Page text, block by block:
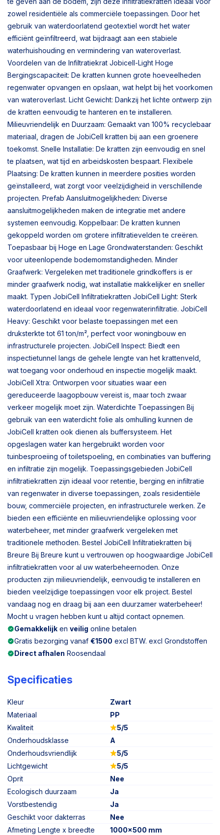
zowel residentiële als commerciële toepassingen. Door het
gebruik van waterdoorlatend geotextiel wordt het water
efficiënt geïnfiltreerd, wat bijdraagt aan een stabiele
waterhuishouding en vermindering van wateroverlast.
Voordelen van de Infiltratiekrat Jobicell-Light Hoge
Bergingscapaciteit: De kratten kunnen grote hoeveelheden
regenwater opvangen en opslaan, wat helpt bij het voorkomen
van wateroverlast. Licht Gewicht: Dankzij het lichte ontwerp zijn
de kratten eenvoudig te hanteren en te installeren.
Milieuvriendelijk en Duurzaam: Gemaakt van 100% recyclebaar
materiaal, dragen de JobiCell kratten bij aan een groenere
toekomst. Snelle Installatie: De kratten zijn eenvoudig en snel
te plaatsen, wat tijd en arbeidskosten bespaart. Flexibele
Plaatsing: De kratten kunnen in meerdere posities worden
geïnstalleerd, wat zorgt voor veelzijdigheid in verschillende
projecten. Prefab Aansluitmogelijkheden: Diverse
aansluitmogelijkheden maken de integratie met andere
systemen eenvoudig. Koppelbaar: De kratten kunnen
gekoppeld worden om grotere infiltratievelden te creëren.
Toepasbaar bij Hoge en Lage Grondwaterstanden: Geschikt
voor uiteenlopende bodemomstandigheden. Minder
Graafwerk: Vergeleken met traditionele grindkoffers is er
minder graafwerk nodig, wat installatie makkelijker en sneller
maakt. Typen JobiCell Infiltratiekratten JobiCell Light: Sterk
waterdoorlatend en ideaal voor regenwaterinfiltratie. JobiCell
Heavy: Geschikt voor belaste toepassingen met een
druksterkte tot 61 ton/m², perfect voor woningbouw en
infrastructurele projecten. JobiCell Inspect: Biedt een
inspectietunnel langs de gehele lengte van het krattenveld,
wat toegang voor onderhoud en inspectie mogelijk maakt.
JobiCell Xtra: Ontworpen voor situaties waar een
gereduceerde laagopbouw vereist is, maar toch zwaar
verkeer mogelijk moet zijn. Waterdichte Toepassingen Bij
gebruik van een waterdicht folie als omhulling kunnen de
JobiCell kratten ook dienen als buffersysteem. Het
opgeslagen water kan hergebruikt worden voor
tuinbesproeiing of toiletspoeling, en combinaties van buffering
en infiltratie zijn mogelijk. Toepassingsgebieden JobiCell
infiltratiekratten zijn ideaal voor retentie, berging en infiltratie
van regenwater in diverse toepassingen, zoals residentiële
bouw, commerciële projecten, en infrastructurele werken. Ze
bieden een efficiënte en milieuvriendelijke oplossing voor
waterbeheer, met minder graafwerk vergeleken met
traditionele methoden. Bestel JobiCell Infiltratiekratten bij
Breure Bij Breure kunt u vertrouwen op hoogwaardige JobiCell
infiltratiekratten voor al uw waterbeheernoden. Onze
producten zijn milieuvriendelijk, eenvoudig te installeren en
bieden veelzijdige toepassingen voor elk project. Bestel
vandaag nog en draag bij aan een duurzamer waterbeheer!
Mocht u vragen hebben kunt u altijd contact opnemen.
Gemakkelijk en veilig online betalen
Gratis bezorging vanaf €1500 excl BTW. excl Grondstoffen
Direct afhalen Roosendaal
Specificaties
Kleur
Zwart
Materiaal
PP
Kwaliteit
5/5
Onderhoudsklasse
A
Onderhoudsvriendlijk
5/5
Lichtgewicht
5/5
Oprit
Nee
Ecologisch duurzaam
Ja
Vorstbestendig
Ja
Geschikt voor dakterras
Nee
Afmeting Lengte x breedte
1000x500 mm